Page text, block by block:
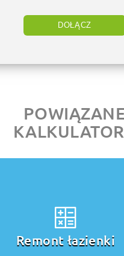
DOŁĄCZ
Remont łazienki